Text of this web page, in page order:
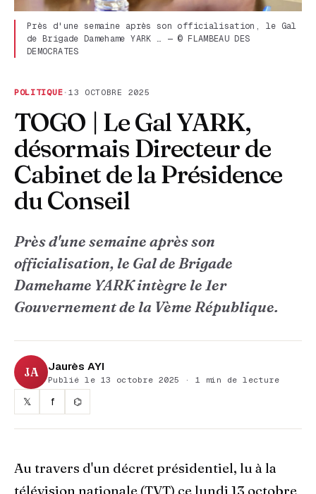
Près d'une semaine après son officialisation, le Gal
de Brigade Damehame YARK … — © FLAMBEAU DES
DEMOCRATES
POLITIQUE · 13 OCTOBRE 2025
TOGO | Le Gal YARK,
désormais Directeur de
Cabinet de la Présidence
du Conseil
Près d'une semaine après son
officialisation, le Gal de Brigade
Damehame YARK intègre le 1er
Gouvernement de la Vème République.
JA Jaurès AYI
Publié le 13 octobre 2025 · 1 min de lecture
𝕏 f ⌬
Au travers d'un décret présidentiel, lu à la